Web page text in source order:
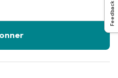
Feedback